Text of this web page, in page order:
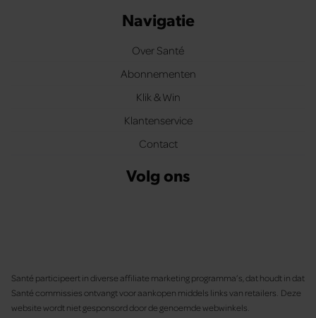
Navigatie
Over Santé
Abonnementen
Klik & Win
Klantenservice
Contact
Volg ons
Santé participeert in diverse affiliate marketing programma’s, dat houdt in dat
Santé commissies ontvangt voor aankopen middels links van retailers. Deze
website wordt niet gesponsord door de genoemde webwinkels.